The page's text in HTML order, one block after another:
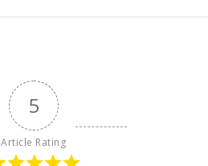
5
Article Rating